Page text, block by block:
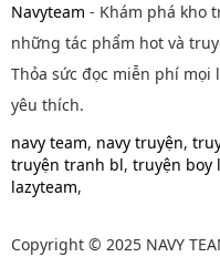
Navyteam - Khám phá kho
những tác phẩm hot và
Thỏa sức đọc miễn phí
yêu thích.
navy team, navy truyện,
truyện tranh bl, truyện boy
lazyteam,
Copyright © 2025 NAVY